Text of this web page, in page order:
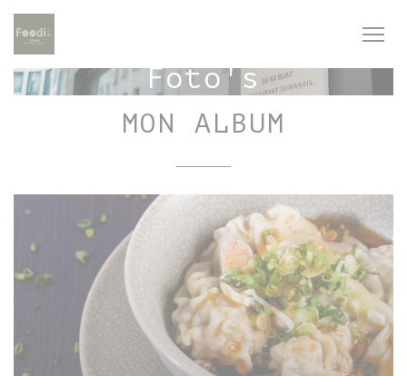
Cookies beheer paneel
Foto's
MON ALBUM